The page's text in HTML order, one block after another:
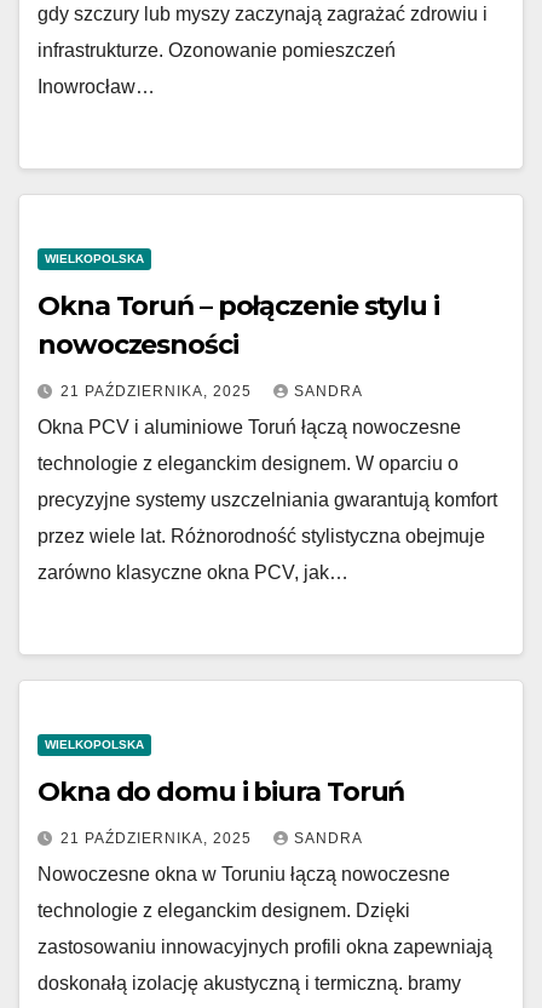
gdy szczury lub myszy zaczynają zagrażać zdrowiu i
infrastrukturze. Ozonowanie pomieszczeń
Inowrocław…
WIELKOPOLSKA
Okna Toruń – połączenie stylu i
nowoczesności
21 PAŹDZIERNIKA, 2025 SANDRA
Okna PCV i aluminiowe Toruń łączą nowoczesne
technologie z eleganckim designem. W oparciu o
precyzyjne systemy uszczelniania gwarantują komfort
przez wiele lat. Różnorodność stylistyczna obejmuje
zarówno klasyczne okna PCV, jak…
WIELKOPOLSKA
Okna do domu i biura Toruń
21 PAŹDZIERNIKA, 2025 SANDRA
Nowoczesne okna w Toruniu łączą nowoczesne
technologie z eleganckim designem. Dzięki
zastosowaniu innowacyjnych profili okna zapewniają
doskonałą izolację akustyczną i termiczną. bramy